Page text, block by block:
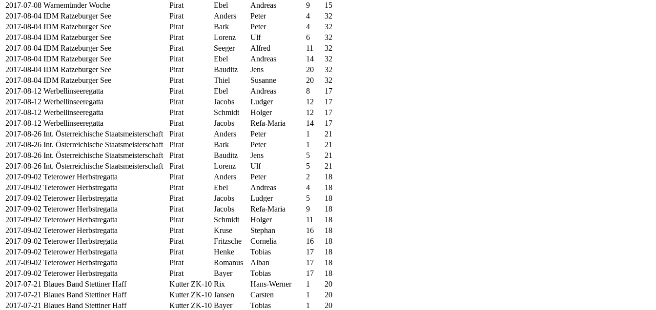
2017-07-08 Warnemünder Woche Pirat Ebel Andreas 9
15
2017-08-04 IDM Ratzeburger See Pirat Anders Peter 4
32
2017-08-04 IDM Ratzeburger See Pirat Bark Peter 4
32
2017-08-04 IDM Ratzeburger See Pirat Lorenz Ulf 6
32
2017-08-04 IDM Ratzeburger See Pirat Seeger Alfred 11
32
2017-08-04 IDM Ratzeburger See Pirat Ebel Andreas 14
32
2017-08-04 IDM Ratzeburger See Pirat Bauditz Jens 20
32
2017-08-04 IDM Ratzeburger See Pirat Thiel Susanne 20
32
2017-08-12 Werbellinseeregatta Pirat Ebel Andreas 8
17
2017-08-12 Werbellinseeregatta Pirat Jacobs Ludger 12
17
2017-08-12 Werbellinseeregatta Pirat Schmidt Holger 12
17
2017-08-12 Werbellinseeregatta Pirat Jacobs Refa-Maria 14
17
2017-08-26 Int. Österreichische Staatsmeisterschaft Pirat Anders Peter 1
21
2017-08-26 Int. Österreichische Staatsmeisterschaft Pirat Bark Peter 1
21
2017-08-26 Int. Österreichische Staatsmeisterschaft Pirat Bauditz Jens 5
21
2017-08-26 Int. Österreichische Staatsmeisterschaft Pirat Lorenz Ulf 5
21
2017-09-02 Teterower Herbstregatta Pirat Anders Peter 2
18
2017-09-02 Teterower Herbstregatta Pirat Ebel Andreas 4
18
2017-09-02 Teterower Herbstregatta Pirat Jacobs Ludger 5
18
2017-09-02 Teterower Herbstregatta Pirat Jacobs Refa-Maria 9
18
2017-09-02 Teterower Herbstregatta Pirat Schmidt Holger 11
18
2017-09-02 Teterower Herbstregatta Pirat Kruse Stephan 16
18
2017-09-02 Teterower Herbstregatta Pirat Fritzsche Cornelia 16
18
2017-09-02 Teterower Herbstregatta Pirat Henke Tobias 17
18
2017-09-02 Teterower Herbstregatta Pirat Romanus Alban 17
18
2017-09-02 Teterower Herbstregatta Pirat Bayer Tobias 17
18
2017-07-21 Blaues Band Stettiner Haff Kutter ZK-10 Rix Hans-Werner 1
20
2017-07-21 Blaues Band Stettiner Haff Kutter ZK-10 Jansen Carsten 1
20
2017-07-21 Blaues Band Stettiner Haff Kutter ZK-10 Bayer Tobias 1
20